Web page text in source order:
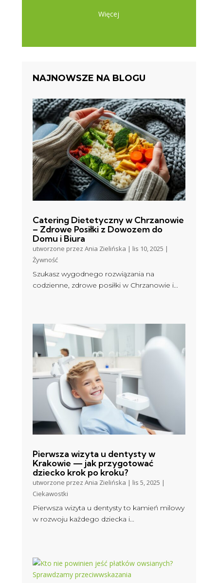
Więcej
NAJNOWSZE NA BLOGU
Catering Dietetyczny w Chrzanowie
– Zdrowe Posiłki z Dowozem do
Domu i Biura
utworzone przezAnia Zielińska | lis 10, 2025 |
Żywność
Szukasz wygodnego rozwiązania na
codzienne, zdrowe posiłki w Chrzanowie i...
Pierwsza wizyta u dentysty w
Krakowie — jak przygotować
dziecko krok po kroku?
utworzone przezAnia Zielińska | lis 5, 2025 |
Ciekawostki
Pierwsza wizyta u dentysty to kamień milowy
w rozwoju każdego dziecka i...